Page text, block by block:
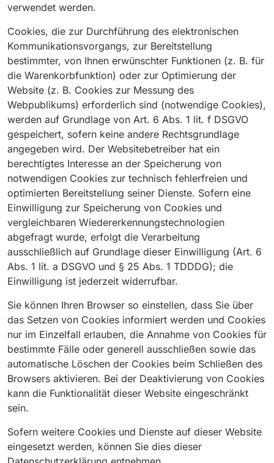
verwendet werden.
Cookies, die zur Durchführung des elektronischen
Kommunikationsvorgangs, zur Bereitstellung
bestimmter, von Ihnen erwünschter Funktionen (z. B. für
die Warenkorbfunktion) oder zur Optimierung der
Website (z. B. Cookies zur Messung des
Webpublikums) erforderlich sind (notwendige Cookies),
werden auf Grundlage von Art. 6 Abs. 1 lit. f DSGVO
gespeichert, sofern keine andere Rechtsgrundlage
angegeben wird. Der Websitebetreiber hat ein
berechtigtes Interesse an der Speicherung von
notwendigen Cookies zur technisch fehlerfreien und
optimierten Bereitstellung seiner Dienste. Sofern eine
Einwilligung zur Speicherung von Cookies und
vergleichbaren Wiedererkennungstechnologien
abgefragt wurde, erfolgt die Verarbeitung
ausschließlich auf Grundlage dieser Einwilligung (Art. 6
Abs. 1 lit. a DSGVO und § 25 Abs. 1 TDDDG); die
Einwilligung ist jederzeit widerrufbar.
Sie können Ihren Browser so einstellen, dass Sie über
das Setzen von Cookies informiert werden und Cookies
nur im Einzelfall erlauben, die Annahme von Cookies für
bestimmte Fälle oder generell ausschließen sowie das
automatische Löschen der Cookies beim Schließen des
Browsers aktivieren. Bei der Deaktivierung von Cookies
kann die Funktionalität dieser Website eingeschränkt
sein.
Sofern weitere Cookies und Dienste auf dieser Website
eingesetzt werden, können Sie dies dieser